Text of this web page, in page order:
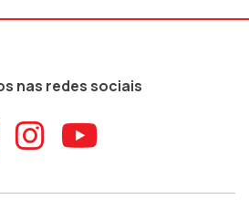
nas redes sociais
ao
Aceder ao
Aceder